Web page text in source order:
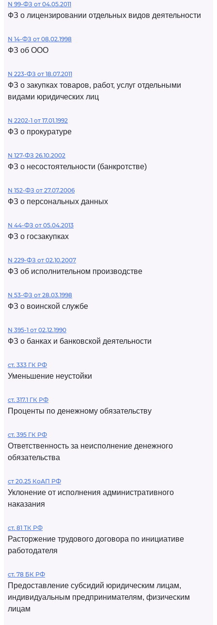
N 99-ФЗ от 04.05.2011
ФЗ о лицензировании отдельных видов деятельности
N 14-ФЗ от 08.02.1998
ФЗ об ООО
N 223-ФЗ от 18.07.2011
ФЗ о закупках товаров, работ, услуг отдельными
видами юридических лиц
N 2202-1 от 17.01.1992
ФЗ о прокуратуре
N 127-ФЗ 26.10.2002
ФЗ о несостоятельности (банкротстве)
N 152-ФЗ от 27.07.2006
ФЗ о персональных данных
N 44-ФЗ от 05.04.2013
ФЗ о госзакупках
N 229-ФЗ от 02.10.2007
ФЗ об исполнительном производстве
N 53-ФЗ от 28.03.1998
ФЗ о воинской службе
N 395-1 от 02.12.1990
ФЗ о банках и банковской деятельности
ст. 333 ГК РФ
Уменьшение неустойки
ст. 317.1 ГК РФ
Проценты по денежному обязательству
ст. 395 ГК РФ
Ответственность за неисполнение денежного
обязательства
ст 20.25 КоАП РФ
Уклонение от исполнения административного
наказания
ст. 81 ТК РФ
Расторжение трудового договора по инициативе
работодателя
ст. 78 БК РФ
Предоставление субсидий юридическим лицам,
индивидуальным предпринимателям, физическим
лицам